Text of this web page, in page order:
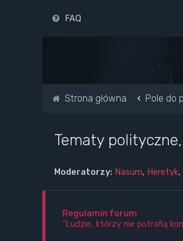
FAQ
Strona główna Pole do
Tematy
Moderatorzy: Nasum, Heretyk,
Regulamin forum
"Ludzie, którzy nie potrafią